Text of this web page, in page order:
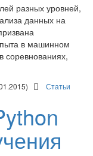
разных уровней,
данных на
в машинном
соревнованиях,
Статьи